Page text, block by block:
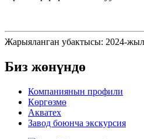
Жарыяланган убактысы: 2024-
Биз жөнүндө
Компаниянын профили
Көргөзмө
Акватех
Завод боюнча экскурсия